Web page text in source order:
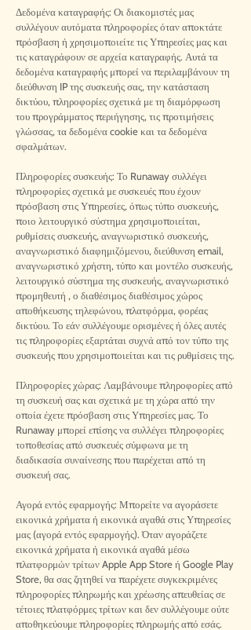
Δεδομένα καταγραφής: Οι διακομιστές μας
συλλέγουν αυτόματα πληροφορίες όταν αποκτάτε
πρόσβαση ή χρησιμοποιείτε τις Υπηρεσίες μας και
τις καταγράφουν σε αρχεία καταγραφής. Αυτά τα
δεδομένα καταγραφής μπορεί να περιλαμβάνουν τη
διεύθυνση IP της συσκευής σας, την κατάσταση
δικτύου, πληροφορίες σχετικά με τη διαμόρφωση
του προγράμματος περιήγησης, τις προτιμήσεις
γλώσσας, τα δεδομένα cookie και τα δεδομένα
σφαλμάτων.
Πληροφορίες συσκευής: Το Runaway συλλέγει
πληροφορίες σχετικά με συσκευές που έχουν
πρόσβαση στις Υπηρεσίες, όπως τύπο συσκευής,
ποιο λειτουργικό σύστημα χρησιμοποιείται,
ρυθμίσεις συσκευής, αναγνωριστικό συσκευής,
αναγνωριστικό διαφημιζόμενου, διεύθυνση email,
αναγνωριστικό χρήστη, τύπο και μοντέλο συσκευής,
λειτουργικό σύστημα της συσκευής, αναγνωριστικό
προμηθευτή , ο διαθέσιμος διαθέσιμος χώρος
αποθήκευσης τηλεφώνου, πλατφόρμα, φορέας
δικτύου. Το εάν συλλέγουμε ορισμένες ή όλες αυτές
τις πληροφορίες εξαρτάται συχνά από τον τύπο της
συσκευής που χρησιμοποιείται και τις ρυθμίσεις της.
Πληροφορίες χώρας: Λαμβάνουμε πληροφορίες από
τη συσκευή σας και σχετικά με τη χώρα από την
οποία έχετε πρόσβαση στις Υπηρεσίες μας. Το
Runaway μπορεί επίσης να συλλέγει πληροφορίες
τοποθεσίας από συσκευές σύμφωνα με τη
διαδικασία συναίνεσης που παρέχεται από τη
συσκευή σας.
Αγορά εντός εφαρμογής: Μπορείτε να αγοράσετε
εικονικά χρήματα ή εικονικά αγαθά στις Υπηρεσίες
μας (αγορά εντός εφαρμογής). Όταν αγοράζετε
εικονικά χρήματα ή εικονικά αγαθά μέσω
πλατφορμών τρίτων Apple App Store ή Google Play
Store, θα σας ζητηθεί να παρέχετε συγκεκριμένες
πληροφορίες πληρωμής και χρέωσης απευθείας σε
τέτοιες πλατφόρμες τρίτων και δεν συλλέγουμε ούτε
αποθηκεύουμε πληροφορίες πληρωμής από εσάς.